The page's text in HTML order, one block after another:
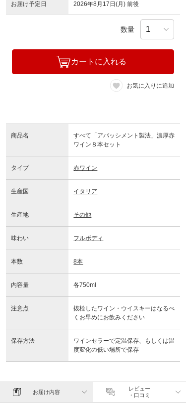
お届け予定日 2026年8月17日(月) 前後
数量
カートに入れる
お気に入りに追加
商品名
すべて「アパッシメント製法」濃厚赤
ワイン８本セット
タイプ 赤ワイン
生産国 イタリア
生産地 その他
味わい フルボディ
本数 8本
内容量 各750ml
注意点
抜栓したワイン・ウイスキーはなるべ
くお早めにお飲みください
保存方法
ワインセラーで定温保存、もしくは温
度変化の低い場所で保存
お届け内容
レビュー
・口コミ